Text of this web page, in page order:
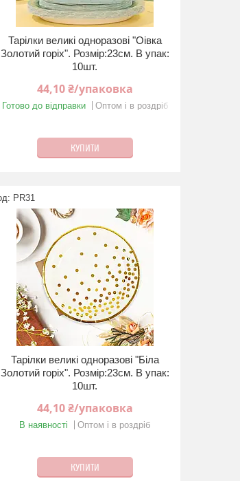
Тарілки великі одноразові "Оiвка
Золотий горiх". Розмір:23см. В упак:
10шт.
44,10 ₴/упаковка
Готово до відправки Оптом і в роздріб
КУПИТИ
PR31
Тарілки великі одноразові "Бiла
Золотий горiх". Розмір:23см. В упак:
10шт.
44,10 ₴/упаковка
В наявності Оптом і в роздріб
КУПИТИ